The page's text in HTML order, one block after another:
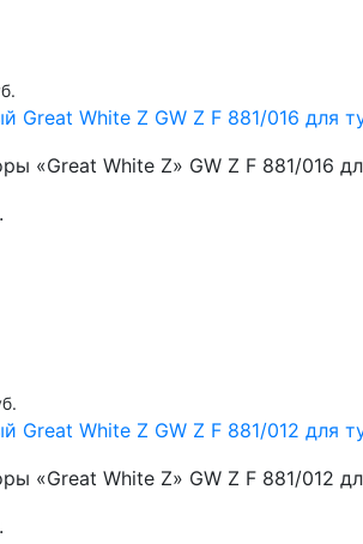
Great White Z GW Z F 881/016 для
«Great White Z» GW Z F 881/016
Great White Z GW Z F 881/012 для
«Great White Z» GW Z F 881/012